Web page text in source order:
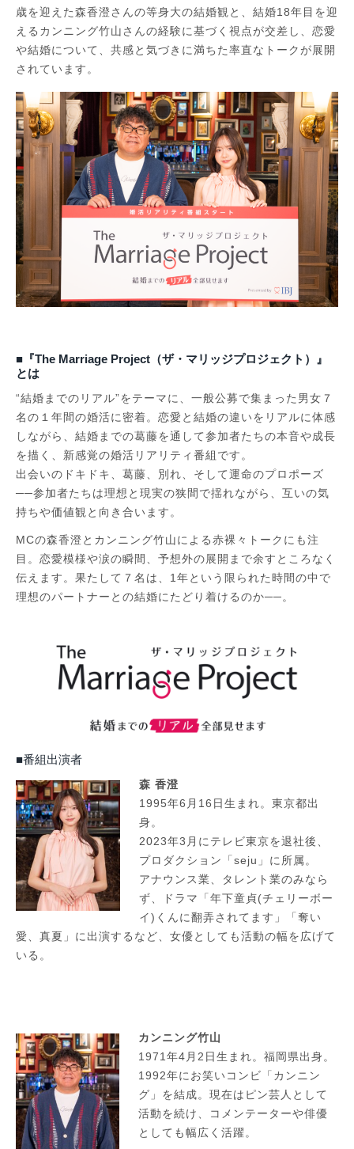
歳を迎えた森香澄さんの等身大の結婚観と、結婚18年目を迎
えるカンニング竹山さんの経験に基づく視点が交差し、恋愛
や結婚について、共感と気づきに満ちた率直なトークが展開
されています。
■『The Marriage Project（ザ・マリッジプロジェクト）』
とは
“結婚までのリアル”をテーマに、一般公募で集まった男女７
名の１年間の婚活に密着。恋愛と結婚の違いをリアルに体感
しながら、結婚までの葛藤を通して参加者たちの本音や成長
を描く、新感覚の婚活リアリティ番組です。
出会いのドキドキ、葛藤、別れ、そして運命のプロポーズ
──参加者たちは理想と現実の狭間で揺れながら、互いの気
持ちや価値観と向き合います。
MCの森香澄とカンニング竹山による赤裸々トークにも注
目。恋愛模様や涙の瞬間、予想外の展開まで余すところなく
伝えます。果たして７名は、1年という限られた時間の中で
理想のパートナーとの結婚にたどり着けるのか──。
■番組出演者
森 香澄
1995年6月16日生まれ。東京都出
身。
2023年3月にテレビ東京を退社後、
プロダクション「seju」に所属。
アナウンス業、タレント業のみなら
ず、ドラマ「年下童貞(チェリーボー
イ)くんに翻弄されてます」「奪い
愛、真夏」に出演するなど、女優としても活動の幅を広げて
いる。
カンニング竹山
1971年4月2日生まれ。福岡県出身。
1992年にお笑いコンビ「カンニン
グ」を結成。現在はピン芸人として
活動を続け、コメンテーターや俳優
としても幅広く活躍。